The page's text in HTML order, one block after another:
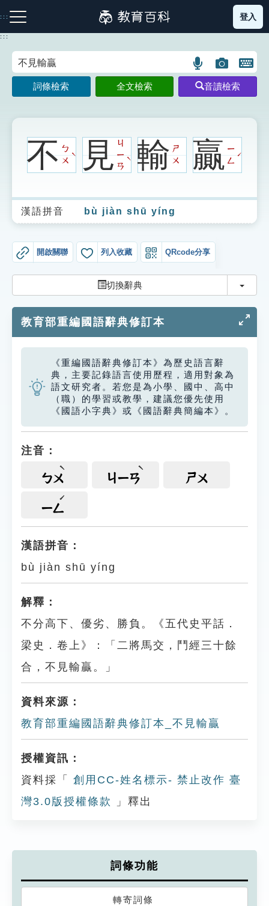
到
主
:::
注音索引圖示 筆畫索引圖示 部首索引表圖示
生字詞彙表
成語故事
索引選單
單字索引
生命大百科索引
遊戲專區
教學應用
貓頭鷹博士
登入
:::
語
言
搜
示
圖
片
搜
示
開
鍵
圖
詞條檢索 全文檢索 音讀檢索
不ㄅ
ㄨ
ˋ 見ㄐ
ㄧ
ㄢ
ˋ 輸ㄕ
ㄨ
贏ㄧ
ㄥ
ˊ
漢語拼音 bù jiàn shū yíng
開啟關聯 列入收藏 QRcode分享
切換辭典 切換
教育部重編國語辭典修訂本
《重編國語辭典修訂本》為歷史語言辭
典，主要記錄語言使用歷程，適用對象為
語文研究者。若您是為小學、國中、高中
（職）的學習或教學，建議您優先使用
《國語小字典》或《國語辭典簡編本》。
注音：
ㄅㄨ ㄐㄧㄢ ㄕㄨ
ㄧㄥ
漢語拼音：
bù jiàn shū yíng
解釋：
不分高下、優劣、勝負。《五代史平話．
梁史．卷上》：「二將馬交，鬥經三十餘
合，不見輸贏。」
資料來源：
教育部重編國語辭典修訂本_不見輸贏
授權資訊：
資料採「
創用CC-姓名標示- 禁止改作 臺
灣3.0版授權條款
」釋出
詞條功能
轉寄詞條